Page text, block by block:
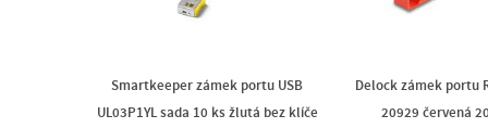
Smartkeeper zámek portu USB
UL03P1YL sada 10 ks žlutá bez klíče
Delock zámek portu
20929 červená